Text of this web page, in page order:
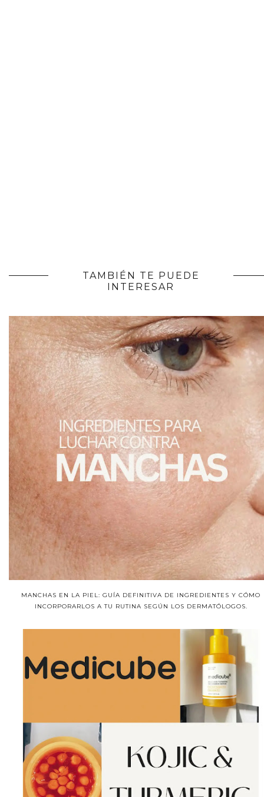
TAMBIÉN TE PUEDE
INTERESAR
MANCHAS EN LA PIEL: GUÍA DEFINITIVA DE INGREDIENTES Y CÓMO
INCORPORARLOS A TU RUTINA SEGÚN LOS DERMATÓLOGOS.